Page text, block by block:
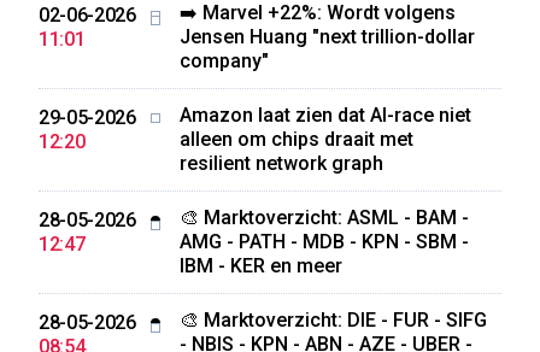
02-06-2026
11:01
➡️ Marvel +22%: Wordt volgens
Jensen Huang "next trillion-dollar
company"
29-05-2026
12:20
Amazon laat zien dat AI-race niet
alleen om chips draait met
resilient network graph
28-05-2026
12:47
🎨 Marktoverzicht: ASML - BAM -
AMG - PATH - MDB - KPN - SBM -
IBM - KER en meer
28-05-2026
08:54
🎨 Marktoverzicht: DIE - FUR - SIFG
- NBIS - KPN - ABN - AZE - UBER -